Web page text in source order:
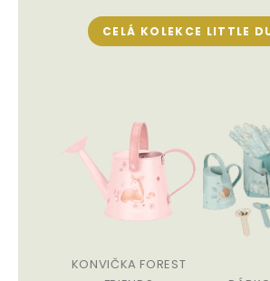
CELÁ KOLEKCE LITTLE
KONVIČKA FOREST